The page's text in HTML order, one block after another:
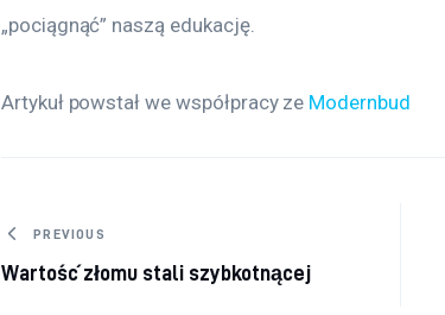
„pociągnąć” naszą edukację.
Artykuł powstał we współpracy ze Modernbud
Nawigacja wpisu
PREVIOUS
Wartość złomu stali szybkotnącej